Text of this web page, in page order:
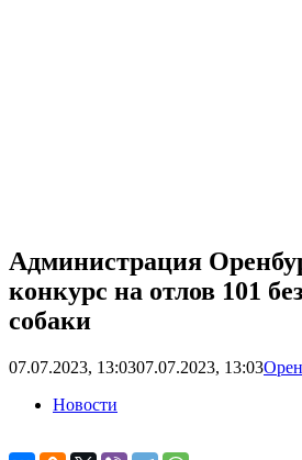
Администрация
конкурс на отлов 101
собаки
07.07.2023, 13:0307.07.2023, 13:03
Новости